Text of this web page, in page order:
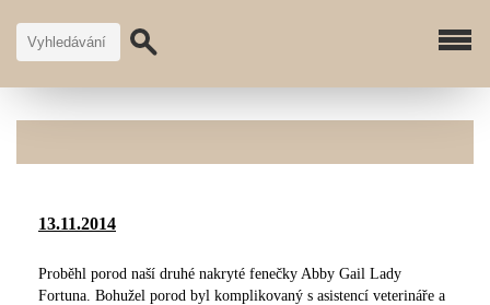
13.11.2014
Proběhl porod naší druhé nakryté fenečky Abby Gail Lady
Fortuna. Bohužel porod byl komplikovaný s asistencí veterináře a